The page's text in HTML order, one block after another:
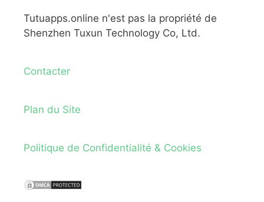
Tutuapps.online n'est pas la propriété de
Shenzhen Tuxun Technology Co, Ltd.
Contacter
Plan du Site
Politique de Confidentialité & Cookies